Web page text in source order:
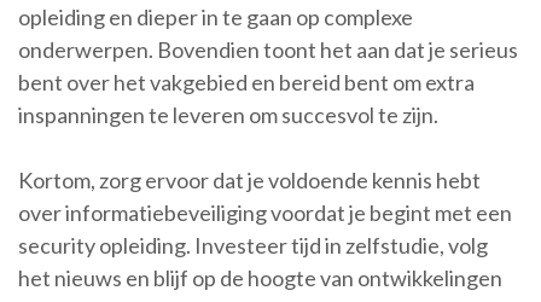
opleiding en dieper in te gaan op complexe
onderwerpen. Bovendien toont het aan dat je serieus
bent over het vakgebied en bereid bent om extra
inspanningen te leveren om succesvol te zijn.
Kortom, zorg ervoor dat je voldoende kennis hebt
over informatiebeveiliging voordat je begint met een
security opleiding. Investeer tijd in zelfstudie, volg
het nieuws en blijf op de hoogte van ontwikkelingen